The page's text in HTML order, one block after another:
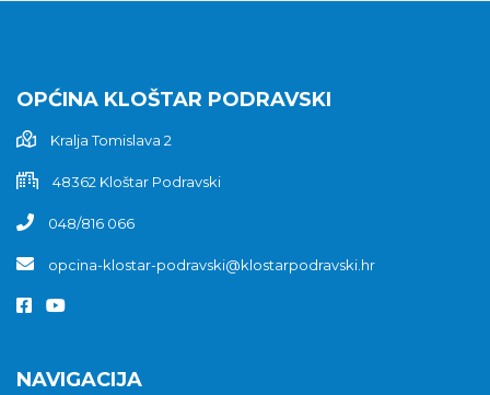
OPĆINA KLOŠTAR PODRAVSKI
Kralja Tomislava 2
48362 Kloštar Podravski
048/816 066
opcina-klostar-podravski@klostarpodravski.hr
NAVIGACIJA